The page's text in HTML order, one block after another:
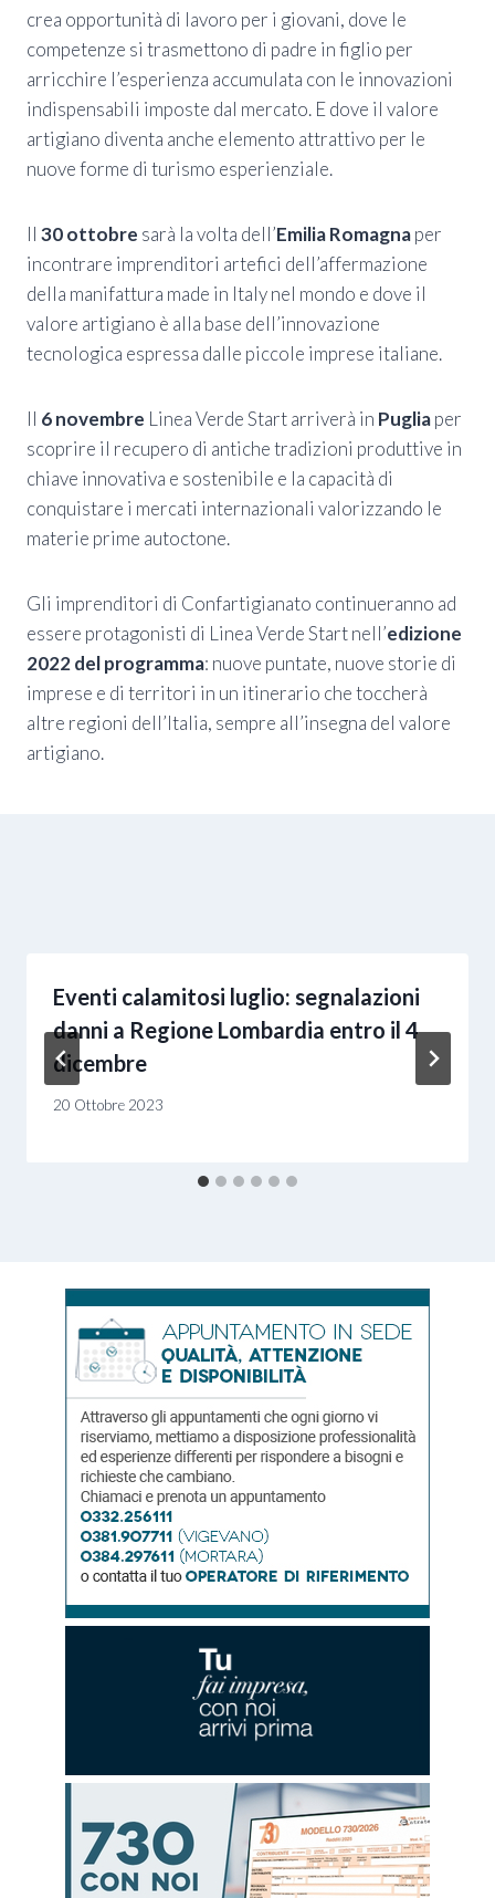
crea opportunità di lavoro per i giovani, dove le
competenze si trasmettono di padre in figlio per
arricchire l’esperienza accumulata con le innovazioni
indispensabili imposte dal mercato. E dove il valore
artigiano diventa anche elemento attrattivo per le
nuove forme di turismo esperienziale.
Il 30 ottobre sarà la volta dell’Emilia Romagnaper
incontrare imprenditori artefici dell’affermazione
della manifattura made in Italy nel mondo e dove il
valore artigiano è alla base dell’innovazione
tecnologica espressa dalle piccole imprese italiane.
Il 6 novembre Linea Verde Start arriverà in Pugliaper
scoprire il recupero di antiche tradizioni produttive in
chiave innovativa e sostenibile e la capacità di
conquistare i mercati internazionali valorizzando le
materie prime autoctone.
Gli imprenditori di Confartigianato continueranno ad
essere protagonisti di Linea Verde Start nell’edizione
2022 del programma: nuove puntate, nuove storie di
imprese e di territori in un itinerario che toccherà
altre regioni dell’Italia, sempre all’insegna del valore
artigiano.
Eventi calamitosi luglio: segnalazioni
danni a Regione Lombardia entro il 4
dicembre
20 Ottobre 2023